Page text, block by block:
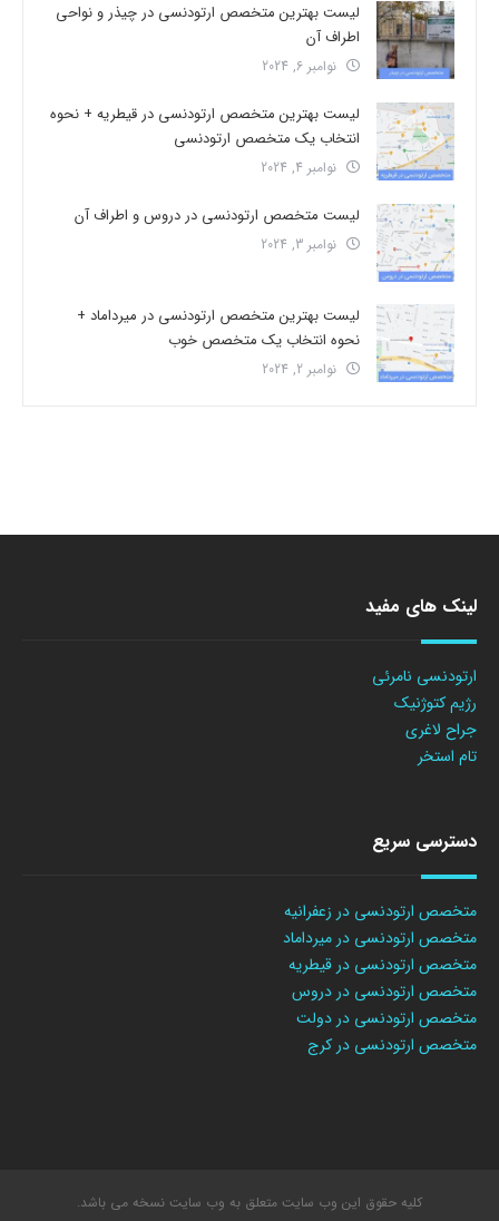
لیست بهترین متخصص ارتودنسی در چیذر و نواحی
اطراف آن
نوامبر 6, 2024
لیست بهترین متخصص ارتودنسی در قیطریه + نحوه
انتخاب یک متخصص ارتودنسی
نوامبر 4, 2024
لیست متخصص ارتودنسی در دروس و اطراف آن
نوامبر 3, 2024
لیست بهترین متخصص ارتودنسی در میرداماد +
نحوه انتخاب یک متخصص خوب
نوامبر 2, 2024
لینک های مفید
ارتودنسی نامرئی
رژیم کتوژنیک
جراح لاغری
تام استخر
دسترسی سریع
متخصص ارتودنسی در زعفرانیه
متخصص ارتودنسی در میرداماد
متخصص ارتودنسی در قیطریه
متخصص ارتودنسی در دروس
متخصص ارتودنسی در دولت
متخصص ارتودنسی در کرج
کلیه حقوق این وب سایت متعلق به وب سایت نسخه می باشد.